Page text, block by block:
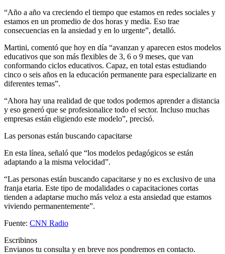
“Año a año va creciendo el tiempo que estamos en redes sociales y
estamos en un promedio de dos horas y media. Eso trae
consecuencias en la ansiedad y en lo urgente”, detalló.
Martini, comentó que hoy en día “avanzan y aparecen estos modelos
educativos que son más flexibles de 3, 6 o 9 meses, que van
conformando ciclos educativos. Capaz, en total estas estudiando
cinco o seis años en la educación permanente para especializarte en
diferentes temas”.
“Ahora hay una realidad de que todos podemos aprender a distancia
y eso generó que se profesionalice todo el sector. Incluso muchas
empresas están eligiendo este modelo”, precisó.
Las personas están buscando capacitarse
En esta línea, señaló que “los modelos pedagógicos se están
adaptando a la misma velocidad”.
“Las personas están buscando capacitarse y no es exclusivo de una
franja etaria. Este tipo de modalidades o capacitaciones cortas
tienden a adaptarse mucho más veloz a esta ansiedad que estamos
viviendo permanentemente”.
Fuente: CNN Radio
Escribinos
Envianos tu consulta y en breve nos pondremos en contacto.